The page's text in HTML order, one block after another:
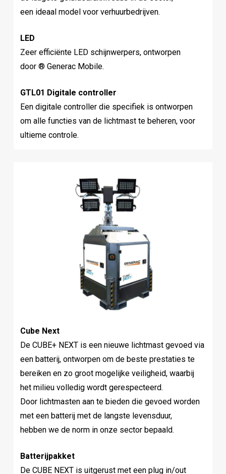
een ideaal model voor verhuurbedrijven.
LED
Zeer efficiënte LED schijnwerpers, ontworpen
door ® Generac Mobile.
GTL01 Digitale controller
Een digitale controller die specifiek is ontworpen
om alle functies van de lichtmast te beheren, voor
ultieme controle.
Cube Next
De CUBE+ NEXT is een nieuwe lichtmast gevoed via
een batterij, ontworpen om de beste prestaties te
bereiken en zo groot mogelijke veiligheid, waarbij
het milieu volledig wordt gerespecteerd.
Door lichtmasten aan te bieden die gevoed worden
met een batterij met de langste levensduur,
hebben we de norm in onze sector bepaald.
Batterijpakket
De CUBE NEXT is uitgerust met een plug in/out